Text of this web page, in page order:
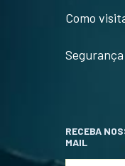
Como
Segurança
RECEBA
MAIL